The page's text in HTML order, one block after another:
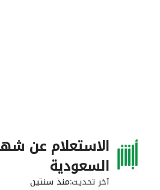
الاستعلام عن
السعودية
آخر تحديثمنذ سنتين